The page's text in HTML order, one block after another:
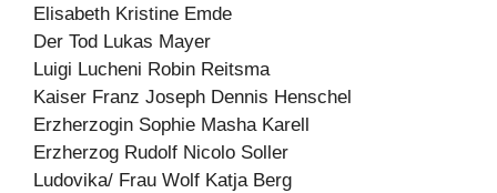
Elisabeth Kristine Emde
Der Tod Lukas Mayer
Luigi Lucheni Robin Reitsma
Kaiser Franz Joseph Dennis Henschel
Erzherzogin Sophie Masha Karell
Erzherzog Rudolf Nicolo Soller
Ludovika/ Frau Wolf Katja Berg